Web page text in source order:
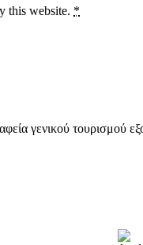
this website. *
γενικού τουρισμού